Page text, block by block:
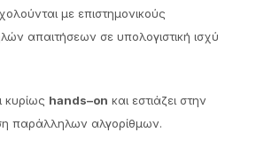
με επιστημονικούς
απαιτήσεων σε υπολογιστική ισχύ
κυρίως hands–on και εστιάζει στην
παράλληλων αλγορίθμων.